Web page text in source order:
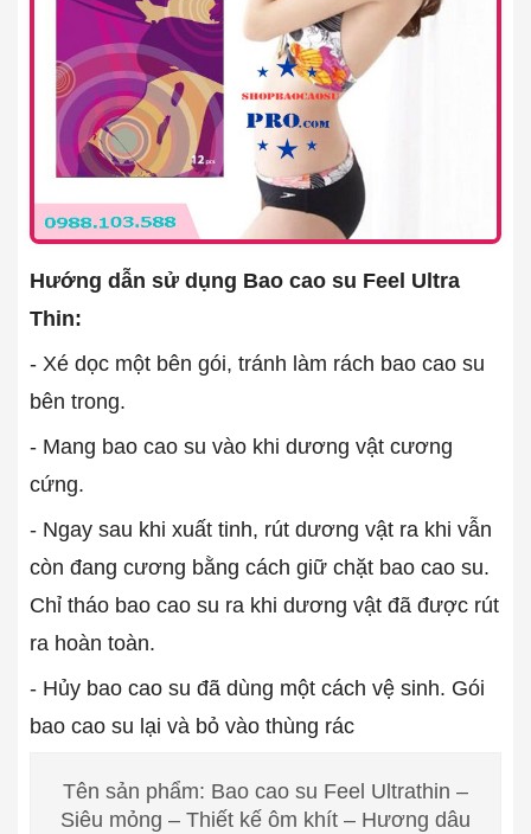
Hướng dẫn sử dụng Bao cao su Feel Ultra
Thin:
- Xé dọc một bên gói, tránh làm rách bao cao su
bên trong.
- Mang bao cao su vào khi dương vật cương
cứng.
- Ngay sau khi xuất tinh, rút dương vật ra khi vẫn
còn đang cương bằng cách giữ chặt bao cao su.
Chỉ tháo bao cao su ra khi dương vật đã được rút
ra hoàn toàn.
- Hủy bao cao su đã dùng một cách vệ sinh. Gói
bao cao su lại và bỏ vào thùng rác
Tên sản phẩm: Bao cao su Feel Ultrathin –
Siêu mỏng – Thiết kế ôm khít – Hương dâu